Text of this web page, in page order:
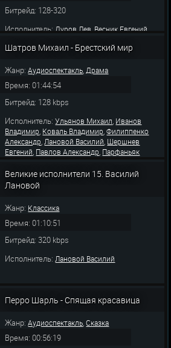
Битрейд: 128-320
Исполнитель: Дуров Лев Весник Евгений
Литвинов Николай ,Пельтцер Татьяна
Евгений,Папанов Анатолий,Весник Евгений
Табаков Олег, Богатырев Юрий
Валентина,Никулин Валентин
Шатров Михаил - Брестский мир
Жанр:Аудиоспектакль,Драма
Время: 01:44:54
Битрейд: 128 kbps
Исполнитель:Ульянов Михаил, Иванов
Владимир, Коваль Владимир,Филиппенко
Александр,Лановой Василий, Шершнев
Евгений, Павлов Александр, Парфаньяк
Молева Наталья,Суханов Максим,
Галевский Александр
Великие исполнители 15. Василий
Лановой
Жанр: Классика
Время: 01:10:51
Битрейд: 320 kbps
Исполнитель:Лановой Василий
Перро Шарль - Спящая красавица
Жанр:Аудиоспектакль,Сказка
Время: 00:56:19